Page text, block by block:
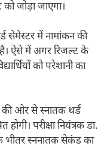
जोड़ा जाएगा।
सेमेस्टर में नामांकन की
है। ऐसे में अगर रिजल्ट के
को परेशानी का
की ओर से स्नातक थर्ड
होगी। परीक्षा नियंत्रक डा.
भीतर स्ननातक सेकंड का